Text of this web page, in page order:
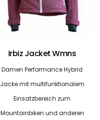
Irbiz Jacket Wmns
Damen Performance Hybrid
Jacke mit multifunktionalem
Einsatzbereich zum
Mountainbiken und anderen